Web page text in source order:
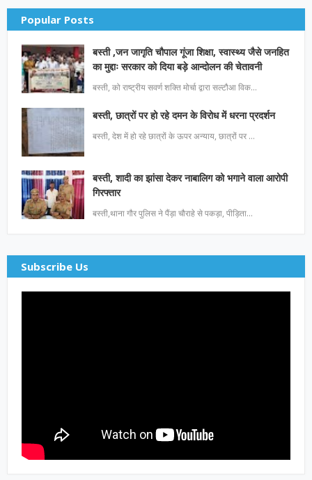
Popular Posts
बस्ती ,जन जागृति चौपाल गूंजा शिक्षा, स्वास्थ्य जैसे जनहित
का मुद्दाः सरकार को दिया बड़े आन्दोलन की चेतावनी
बस्ती, को राष्ट्रीय सवर्ण शक्ति मोर्चा द्वारा सल्टौआ विक…
बस्ती, छात्रों पर हो रहे दमन के विरोध में धरना प्रदर्शन
बस्ती, देश में हो रहे छात्रों के ऊपर अन्याय, छात्रों पर …
बस्ती, शादी का झांसा देकर नाबालिग को भगाने वाला आरोपी
गिरफ्तार
बस्ती,थाना गौर पुलिस ने पैंड़ा चौराहे से पकड़ा, पीड़िता…
Subscribe Us